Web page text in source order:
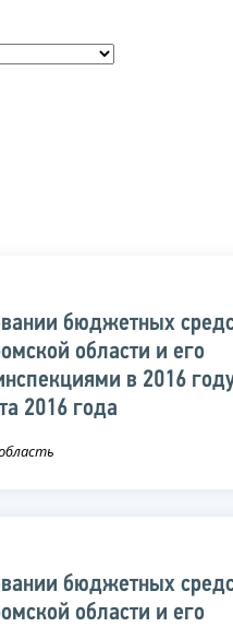
бюджетных
области и его
в 2016
2016 года
бюджетных
области и его